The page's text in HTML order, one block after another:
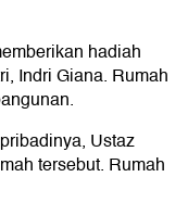
hadiah
Indri Giana. Rumah
Ustaz
tersebut. Rumah